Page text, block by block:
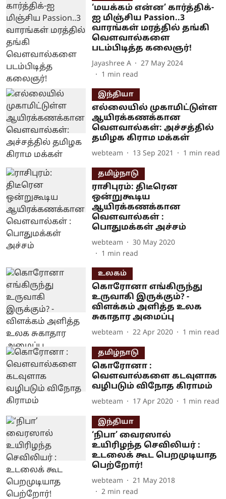
‘மயக்கம் என்ன’ கார்த்திக்-
ஐ மிஞ்சிய Passion..3
வாரங்கள் மரத்தில் தங்கி
வௌவால்களை
படம்பிடித்த கலைஞர்!
Jayashree A
27 May 2024
1 min read
இந்தியா
எல்லையில் முகாமிட்டுள்ள
ஆயிரக்கணக்கான
வெளவால்கள்: அச்சத்தில்
தமிழக கிராம மக்கள்
webteam 13 Sep 2021 1 min read
தமிழ்நாடு
ராசிபுரம்: திடீரென
ஒன்றுகூடிய
ஆயிரக்கணக்கான
வெளவால்கள் :
பொதுமக்கள் அச்சம்
webteam
30 May 2020
1 min read
உலகம்
கொரோனா எங்கிருந்து
உருவாகி இருக்கும்? -
விளக்கம் அளித்த உலக
சுகாதார அமைப்பு
webteam 22 Apr 2020 1 min read
தமிழ்நாடு
கொரோனா :
வௌவால்களை கடவுளாக
வழிபடும் விநோத கிராமம்
webteam 17 Apr 2020 1 min read
இந்தியா
‘நிபா’ வைரஸால்
உயிரிழந்த செவிலியர் :
உடலைக் கூட பெறமுடியாத
பெற்றோர்!
webteam
21 May 2018
2 min read